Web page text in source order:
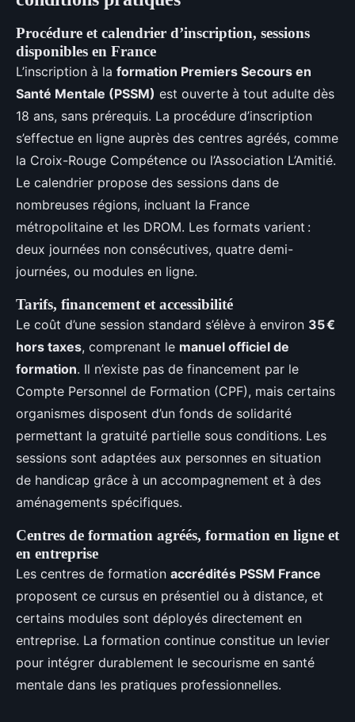
Procédure et calendrier d’inscription, sessions
disponibles en France
L’inscription à la formation Premiers Secours en
Santé Mentale (PSSM) est ouverte à tout adulte dès
18 ans, sans prérequis. La procédure d’inscription
s’effectue en ligne auprès des centres agréés, comme
la Croix-Rouge Compétence ou l’Association L’Amitié.
Le calendrier propose des sessions dans de
nombreuses régions, incluant la France
métropolitaine et les DROM. Les formats varient :
deux journées non consécutives, quatre demi-
journées, ou modules en ligne.
Tarifs, financement et accessibilité
Le coût d’une session standard s’élève à environ 35 €
hors taxes, comprenant le manuel officiel de
formation. Il n’existe pas de financement par le
Compte Personnel de Formation (CPF), mais certains
organismes disposent d’un fonds de solidarité
permettant la gratuité partielle sous conditions. Les
sessions sont adaptées aux personnes en situation
de handicap grâce à un accompagnement et à des
aménagements spécifiques.
Centres de formation agréés, formation en ligne et
en entreprise
Les centres de formation accrédités PSSM France
proposent ce cursus en présentiel ou à distance, et
certains modules sont déployés directement en
entreprise. La formation continue constitue un levier
pour intégrer durablement le secourisme en santé
mentale dans les pratiques professionnelles.